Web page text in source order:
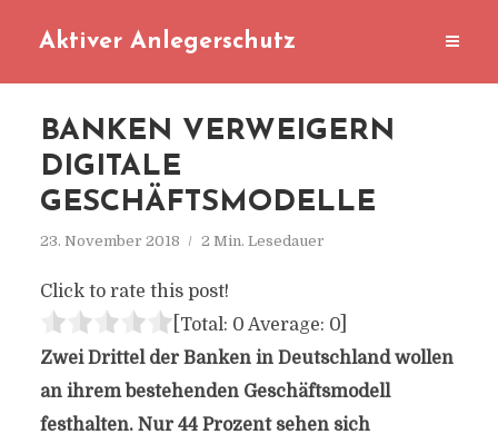
Aktiver Anlegerschutz
BANKEN VERWEIGERN
DIGITALE
GESCHÄFTSMODELLE
23. November 2018 2 Min. Lesedauer
Click to rate this post!
[Total: 0 Average: 0]
Zwei Drittel der Banken in Deutschland wollen
an ihrem bestehenden Geschäftsmodell
festhalten. Nur 44 Prozent sehen sich